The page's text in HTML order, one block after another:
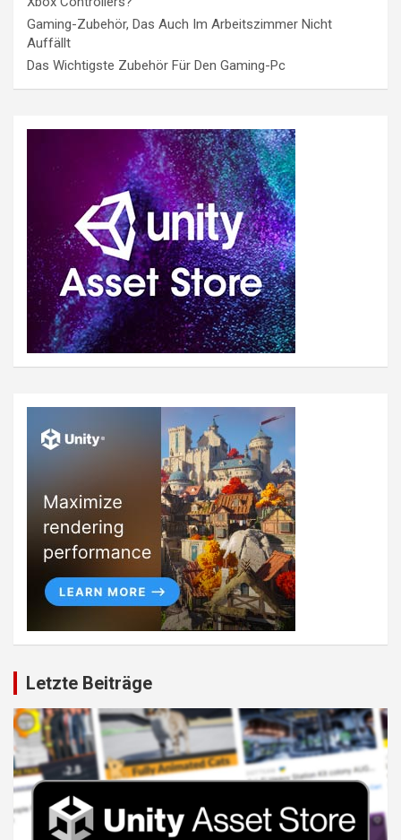
Gaming-Zubehör, Das Auch Im Arbeitszimmer Nicht
Auffällt
Das Wichtigste Zubehör Für Den Gaming-Pc
Letzte Beiträge